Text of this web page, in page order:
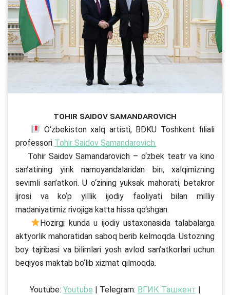
Tohir Saidov Samandarovich
O‘zbekiston xalq artisti, BDKU Toshkent filiali
professori Tohir Saidov Samandarovich.
Tohir Saidov Samandarovich – o‘zbek teatr va kino
san’atining yirik namoyandalaridan biri, xalqimizning
sevimli san’atkori. U o‘zining yuksak mahorati, betakror
ijrosi va ko‘p yillik ijodiy faoliyati bilan milliy
madaniyatimiz rivojiga katta hissa qo‘shgan.
Hozirgi kunda u ijodiy ustaxonasida talabalarga
aktyorlik mahoratidan saboq berib kelmoqda. Ustozning
boy tajribasi va bilimlari yosh avlod san’atkorlari uchun
beqiyos maktab bo‘lib xizmat qilmoqda.
Youtube: Youtube | Telegram: ВГИК Ташкент |